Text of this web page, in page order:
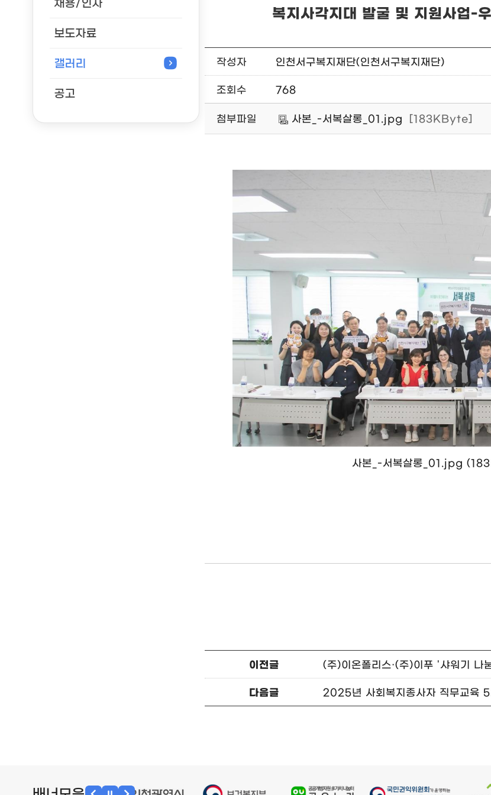
채용/인사
보도자료
갤러리
공고
복지사각지대 발굴 및 지원사업-
작성자 인천서구복지재단(인천서구복지재단)
조회수 768
첨부파일 사본_-서복살롱_01.jpg [183KByte]
사본_-서복살롱_01.jpg
이전글 (주)이온폴리스·(주)이푸 '샤워기 나
다음글 2025년 사회복지종사자 직무교육